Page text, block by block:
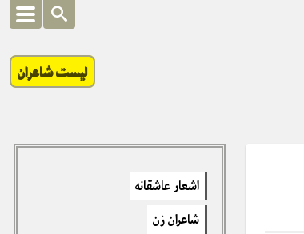
لیست شاعران
اشعار عاشقانه
شاعران زن